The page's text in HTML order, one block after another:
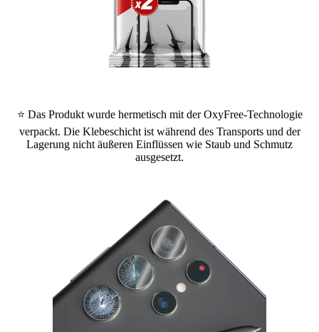
⭐ Das Produkt wurde hermetisch mit der OxyFree-Technologie
verpackt. Die Klebeschicht ist während des Transports und der
Lagerung nicht äußeren Einflüssen wie Staub und Schmutz
ausgesetzt.